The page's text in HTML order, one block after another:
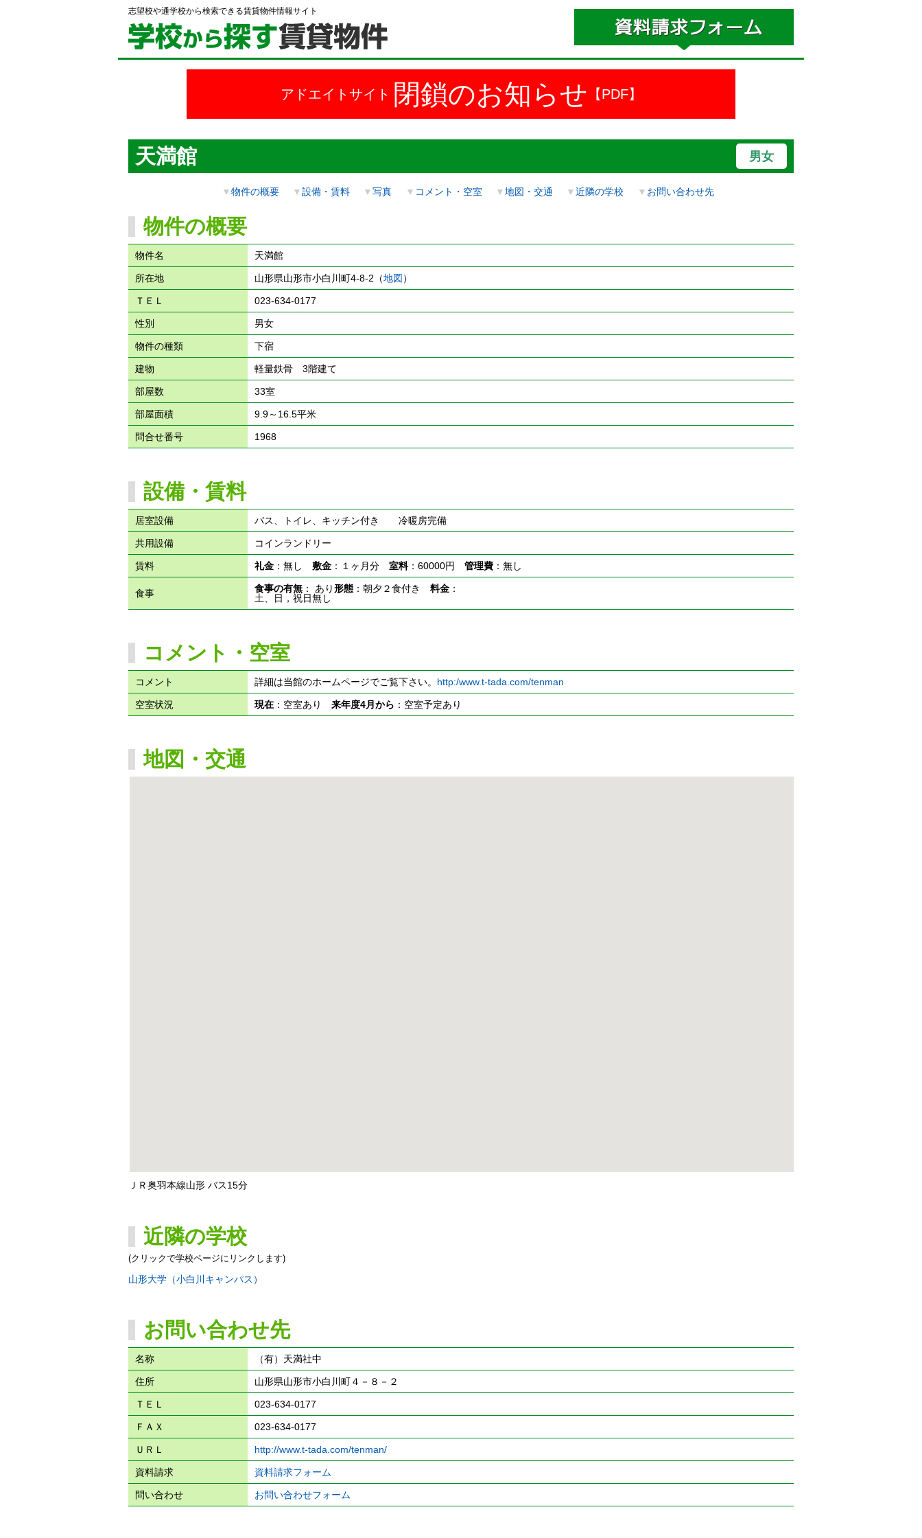
志望校や通学校から検索できる賃貸物件情報サイト
アドエイトサイト 閉鎖のお知らせ 【PDF】
天満館 男女
▼物件の概要 ▼設備・賃料 ▼写真 ▼ コメント・空室 ▼地図・交通 ▼近隣の学校 ▼ お問い合わせ先
物件の概要
物件名 天満館
所在地 山形県山形市小白川町4-8-2（地図）
ＴＥＬ 023-634-0177
性別 男女
物件の種類 下宿
建物 軽量鉄骨 3階建て
部屋数 33室
部屋面積 9.9～16.5平米
問合せ番号 1968
設備・賃料
居室設備 バス、トイレ、キッチン付き 冷暖房完備
共用設備 コインランドリー
賃料 礼金：無し 敷金：１ヶ月分 室料：60000円 管理費：無し
食事 食事の有無： あり形態：朝夕２食付き 料金：
土、日，祝日無し
コメント・空室
コメント 詳細は当館のホームページでご覧下さい。 http:/www.t-tada.com/tenman
空室状況 現在：空室あり 来年度4月から ：空室予定あり
地図・交通
ＪＲ奥羽本線山形 バス15分
近隣の学校
(クリックで学校ページにリンクします)
山形大学（小白川キャンパス）
お問い合わせ先
名称 （有）天満社中
住所 山形県山形市小白川町４－８－２
ＴＥＬ 023-634-0177
ＦＡＸ 023-634-0177
ＵＲＬ http://www.t-tada.com/tenman/
資料請求 資料請求フォーム
問い合わせ お問い合わせフォーム